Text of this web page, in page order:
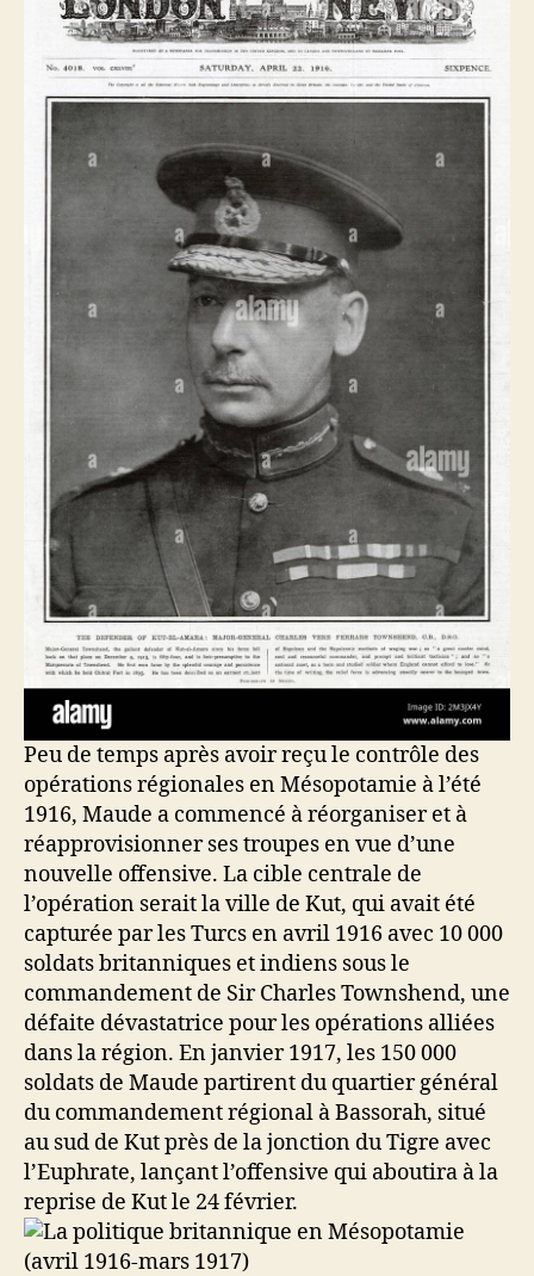
Peu de temps après avoir reçu le contrôle des
opérations régionales en Mésopotamie à l’été
1916, Maude a commencé à réorganiser et à
réapprovisionner ses troupes en vue d’une
nouvelle offensive. La cible centrale de
l’opération serait la ville de Kut, qui avait été
capturée par les Turcs en avril 1916 avec 10 000
soldats britanniques et indiens sous le
commandement de Sir Charles Townshend, une
défaite dévastatrice pour les opérations alliées
dans la région. En janvier 1917, les 150 000
soldats de Maude partirent du quartier général
du commandement régional à Bassorah, situé
au sud de Kut près de la jonction du Tigre avec
l’Euphrate, lançant l’offensive qui aboutira à la
reprise de Kut le 24 février.